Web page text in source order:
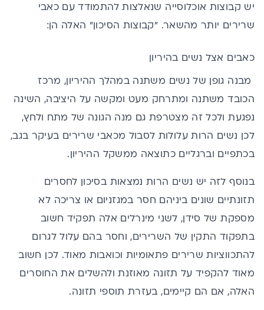
יש קבוצות אוכלוסייה שנאלצות להתמודד עם כאבי
שרירים יותר מהשאר. "קבוצות הסיכון" האלה הן:
כאבים אצל נשים בהיריון
מבנה גופן של נשים משתנה במהלך ההיריון, מרכז
הכובד משתנה ומתרחק מעט ומקשה על היציבה, השינה
נפגעת ולכל זה מצטרפת גם מנה הגונה של מתח ולחץ,
לכן נשים הרות עלולות לסבול מכאבי שרירים בעיקר בגב,
בכתפיים וברגליים כתוצאה ממשקל ההיריון.
בנוסף לזה יש נשים הרות נמצאות בסיכון לחסרים
תזונתיים שונים ביניהם חסר במגזניום או צריכה לא
מספקת של סידן, לשני מינרלים אלה תפקיד חשוב
בתפקוד התקין של השרירים, וחסר בהם עלול לגרום
להתכווציות שרירים פתאומיות וכואבות מאוד. לכן חשוב
מאוד להקפיד על תזונה מאוזנת ולהשלים את החוסרים
האלה, אם הם קיימים, בעזרת תוספי תזונה.